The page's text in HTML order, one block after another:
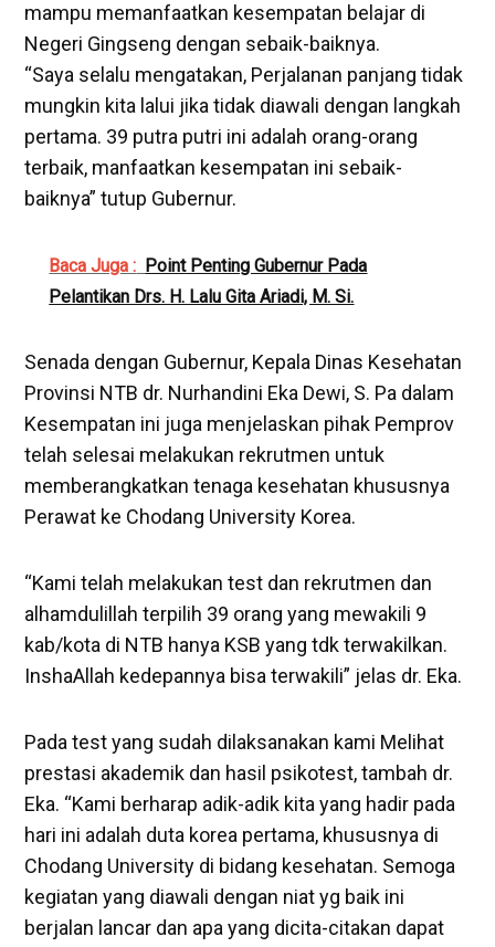
mampu memanfaatkan kesempatan belajar di
Negeri Gingseng dengan sebaik-baiknya.
“Saya selalu mengatakan, Perjalanan panjang tidak
mungkin kita lalui jika tidak diawali dengan langkah
pertama. 39 putra putri ini adalah orang-orang
terbaik, manfaatkan kesempatan ini sebaik-
baiknya” tutup Gubernur.
Baca Juga : Point Penting Gubernur Pada
Pelantikan Drs. H. Lalu Gita Ariadi, M. Si.
Senada dengan Gubernur, Kepala Dinas Kesehatan
Provinsi NTB dr. Nurhandini Eka Dewi, S. Pa dalam
Kesempatan ini juga menjelaskan pihak Pemprov
telah selesai melakukan rekrutmen untuk
memberangkatkan tenaga kesehatan khususnya
Perawat ke Chodang University Korea.
“Kami telah melakukan test dan rekrutmen dan
alhamdulillah terpilih 39 orang yang mewakili 9
kab/kota di NTB hanya KSB yang tdk terwakilkan.
InshaAllah kedepannya bisa terwakili” jelas dr. Eka.
Pada test yang sudah dilaksanakan kami Melihat
prestasi akademik dan hasil psikotest, tambah dr.
Eka. “Kami berharap adik-adik kita yang hadir pada
hari ini adalah duta korea pertama, khususnya di
Chodang University di bidang kesehatan. Semoga
kegiatan yang diawali dengan niat yg baik ini
berjalan lancar dan apa yang dicita-citakan dapat